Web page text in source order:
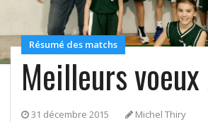
Meilleurs
Résumé des matchs
31 décembre 2015 Michel Thiry